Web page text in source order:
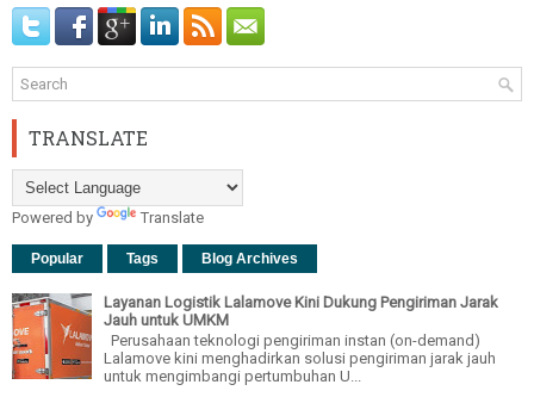
TRANSLATE
Powered by Translate
Popular Tags Blog Archives
Layanan Logistik Lalamove Kini Dukung Pengiriman Jarak
Jauh untuk UMKM
Perusahaan teknologi pengiriman instan (on-demand)
Lalamove kini menghadirkan solusi pengiriman jarak jauh
untuk mengimbangi pertumbuhan U...